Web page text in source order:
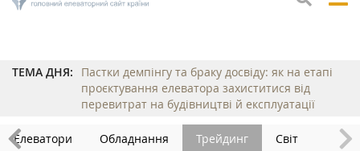
ТЕМА ДНЯ:
Пастки демпінгу та браку досвіду: як на етапі
проєктування елеватора захиститися від
перевитрат на будівництві й експлуатації
Елеватори Обладнання Трейдинг Світ